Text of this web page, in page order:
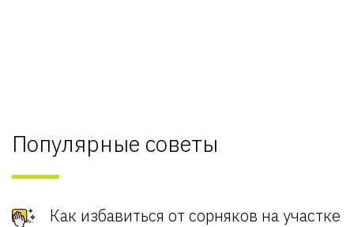
Популярные советы
Как избавиться от сорняков на участке